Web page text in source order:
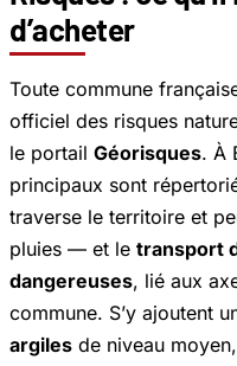
d’acheter
Toute commune
officiel des risques
le portail Géorisques. À
principaux sont
traverse le territoire et
pluies — et le transport
dangereuses, lié aux
commune. S’y ajoutent
argiles de niveau